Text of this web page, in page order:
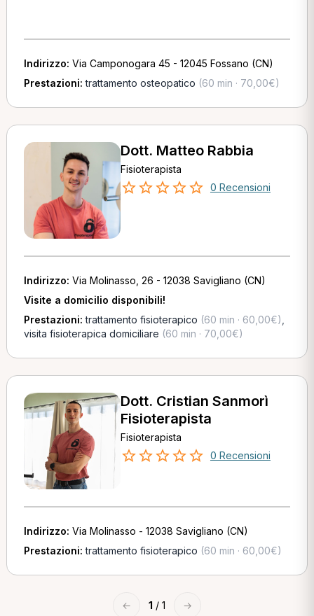
Indirizzo: Via Camponogara 45 - 12045 Fossano (CN)
Prestazioni:trattamento osteopatico (60 min · 70,00€)
Dott. Matteo Rabbia
Fisioterapista
0 Recensioni
Indirizzo: Via Molinasso, 26 - 12038 Savigliano (CN)
Visite a domicilio disponibili!
Prestazioni:trattamento fisioterapico (60 min · 60,00€)
visita fisioterapica domiciliare (60 min · 70,00€)
Dott. Cristian Sanmorì
Fisioterapista
Fisioterapista
0 Recensioni
Indirizzo: Via Molinasso - 12038 Savigliano (CN)
Prestazioni:trattamento fisioterapico (60 min · 60,00€)
← 1 / 1 →